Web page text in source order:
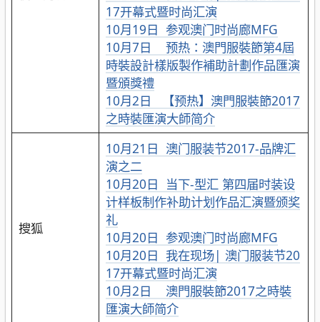
17开幕式暨时尚汇演
10月19日 参观澳门时尚廊MFG
10月7日 预热：澳門服裝節第4屆
時裝設計樣版製作補助計劃作品匯演
暨頒獎禮
10月2日 【预热】澳門服裝節2017
之時裝匯演大師简介
搜狐
10月21日 澳门服装节2017-品牌汇
演之二
10月20日 当下-型汇 第四届时装设
计样板制作补助计划作品汇演暨颁奖
礼
10月20日 参观澳门时尚廊MFG
10月20日 我在现场| 澳门服装节20
17开幕式暨时尚汇演
10月2日 澳門服裝節2017之時裝
匯演大師简介